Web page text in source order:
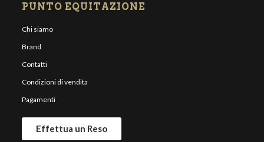
PUNTO EQUITAZIONE
Chi siamo
Brand
Contatti
Condizioni di vendita
Pagamenti
Effettua un Reso